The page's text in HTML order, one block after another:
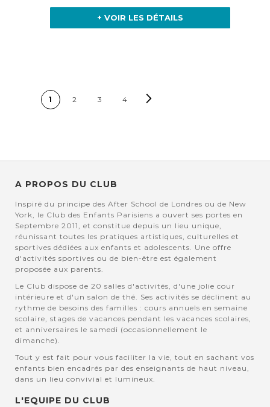
+ VOIR LES DÉTAILS
PAGE
Vous lisez actuellement la page
1 Page
2 3 4
A PROPOS DU CLUB
Inspiré du principe des After School de Londres ou de New
York, le Club des Enfants Parisiens a ouvert ses portes en
Septembre 2011, et constitue depuis un lieu unique,
réunissant toutes les pratiques artistiques, culturelles et
sportives dédiées aux enfants et adolescents. Une offre
d'activités sportives ou de bien-être est également
proposée aux parents.
Le Club dispose de 20 salles d'activités, d'une jolie cour
intérieure et d'un salon de thé. Ses activités se déclinent au
rythme de besoins des familles : cours annuels en semaine
scolaire, stages de vacances pendant les vacances scolaires,
et anniversaires le samedi (occasionnellement le
dimanche).
Tout y est fait pour vous faciliter la vie, tout en sachant vos
enfants bien encadrés par des enseignants de haut niveau,
dans un lieu convivial et lumineux.
L'EQUIPE DU CLUB